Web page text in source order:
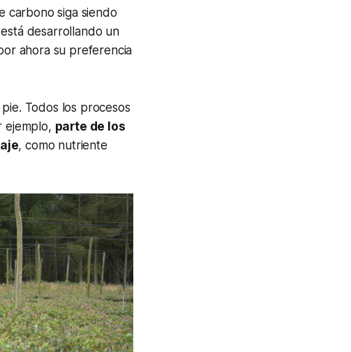
carbono siga siendo
desarrollando un
ahora su preferencia
Todos los procesos
ejemplo, parte de los
, como nutriente